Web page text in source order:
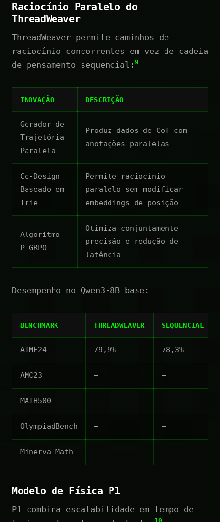
Raciocínio Paralelo do
ThreadWeaver
ThreadWeaver permite caminhos de
raciocínio concorrentes em vez de cadeia
de pensamento sequencial: 9
INOVAÇÃO DESCRIÇÃO
Gerador de
Trajetória
Paralela
Produz dados de CoT com
anotações paralelas
Co-Design
Baseado em
Trie
Permite raciocínio
paralelo sem modificar
embeddings de posição
Algoritmo
P-GRPO
Otimiza conjuntamente
precisão e redução de
latência
Desempenho no Qwen3-8B base:
BENCHMARK THREADWEAVER SEQUENCIAL
AIME24 79,9% 78,3%
AMC23 — —
MATH500 — —
OlympiadBench — —
Minerva Math — —
Modelo de Física P1
P1 combina escalabilidade em tempo de
10